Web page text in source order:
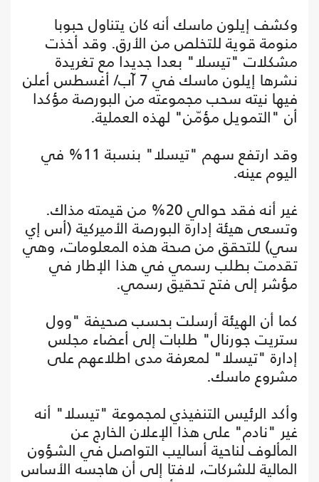
وكشف إيلون ماسك أنه كان يتناول حبوبا
منومة قوية للتخلص من الأرق. وقد أخذت
مشكلات "تيسلا" بعدا جديدا مع تغريدة
نشرها إيلون ماسك في 7 آب/ أغسطس أعلن
فيها نيته سحب مجموعته من البورصة مؤكدا
أن "التمويل مؤمّن" لهذه العملية.
وقد ارتفع سهم "تيسلا" بنسبة 11% في
اليوم عينه.
غير أنه فقد حوالي 20% من قيمته مذاك.
وتسعى هيئة إدارة البورصة الأميركية (أس إي
سي) للتحقق من صحة هذه المعلومات، وهي
تقدمت بطلب رسمي في هذا الإطار في
مؤشر إلى فتح تحقيق رسمي.
كما أن الهيئة أرسلت بحسب صحيفة "وول
ستريت جورنال" طلبات إلى أعضاء مجلس
إدارة "تيسلا" لمعرفة مدى اطلاعهم على
مشروع ماسك.
وأكد الرئيس التنفيذي لمجموعة "تيسلا" أنه
غير "نادم" على هذا الإعلان الخارج عن
المألوف لناحية أساليب التواصل في الشؤون
المالية للشركات، لافتا إلى أن هاجسه الأساس